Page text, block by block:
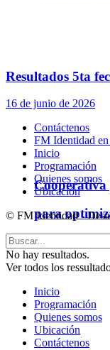
Cooperativa
para
servicios de
Resultados 5ta
16 de junio de 2026
Contáctenos
FM Identidad
Inicio
Programación
Quienes somos
Ubicación
© FM Identidad -
No hay resultados.
Ver todos los
Inicio
Programación
Quienes somos
Ubicación
Contáctenos